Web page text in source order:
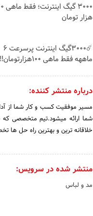
3000
هزار تومان
☄️3000گیگ اینترنت پرسرعت 6
ماههه فقط ماهی 100هزارتومان!!
درباره منتشر کننده:
مسیر موفقیت کسب و کار شما از
شما ارائه میشود.تیم متخصصی
خلاقانه ترین و بهترین راه حل ها
منتشر شده در سرویس:
مد و لباس